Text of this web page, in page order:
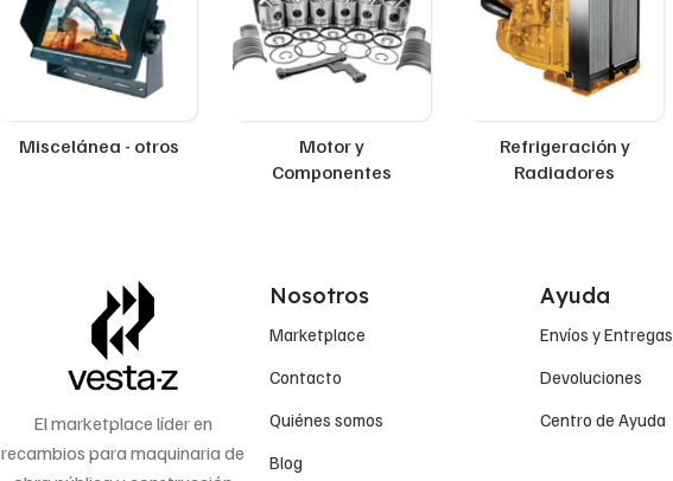
Miscelánea - otros
Motor y
Componentes
Refrigeración y
Radiadores
El marketplace líder en
recambios para maquinaria de
Nosotros
Marketplace
Contacto
Quiénes somos
Blog
Ayuda
Envíos y Entregas
Devoluciones
Centro de Ayuda